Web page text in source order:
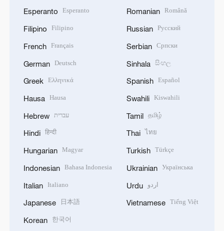
Esperanto Esperanto
Filipino Filipino
French Français
German Deutsch
Greek Ελληνικά
Hausa Hausa
Hebrew עברית
Hindi हिन्दी
Hungarian Magyar
Indonesian Bahasa Indonesia
Italian Italiano
Japanese 日本語
Korean 한국어
Romanian Română
Russian Русский
Serbian Српски
Sinhala සිංහල
Spanish Español
Swahili Kiswahili
Tamil தமிழ்
Thai ไทย
Turkish Türkçe
Ukrainian Українська
Urdu اردو
Vietnamese Tiếng Việt